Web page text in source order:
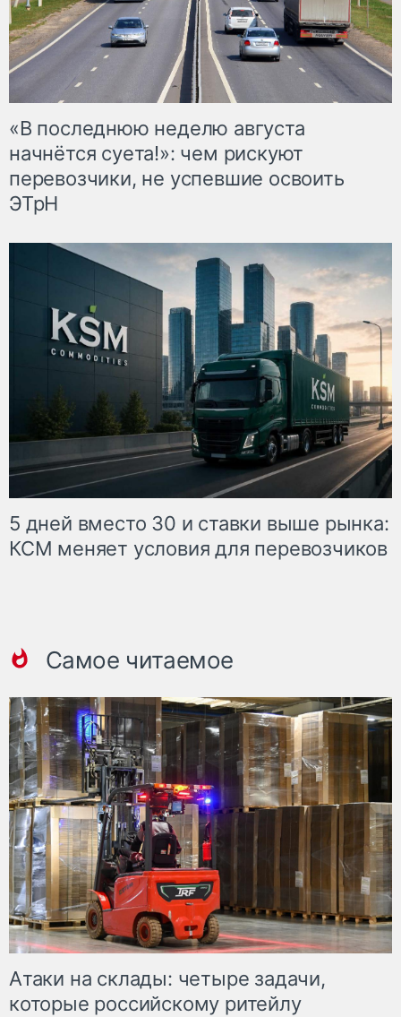
«В последнюю неделю августа
начнётся суета!»: чем рискуют
перевозчики, не успевшие освоить
ЭТрН
5 дней вместо 30 и ставки выше рынка:
КСМ меняет условия для перевозчиков
Самое читаемое
Атаки на склады: четыре задачи,
которые российскому ритейлу